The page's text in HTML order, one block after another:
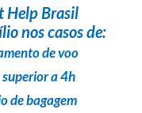
Help Brasil
nos casos de:
de voo
a 4h
de bagagem